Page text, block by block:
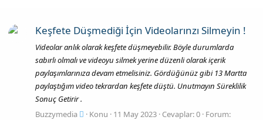
Keşfete Düşmediği İçin Videolarınzı Silmeyin !
Videolar anlık olarak keşfete düşmeyebilir. Böyle durumlarda
sabırlı olmalı ve videoyu silmek yerine düzenli olarak içerik
paylaşımlarınıza devam etmelisiniz. Gördüğünüz gibi 13 Martta
paylaştığım video tekrardan keşfete düştü. Unutmayın Süreklilik
Sonuç Getirir .
Buzzymedia
Konu 11 May 2023 Cevaplar: 0 Forum: